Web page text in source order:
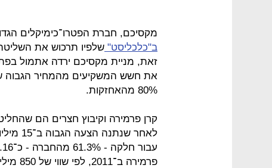
מקסיכם, חברת הפטרו־כימיקלים
ב"כלכליסט"
80% מהאחזקות.
קרן פרמירה וקיבוץ חצרים הם
לאחר
פרמירה ב־2011, לפי שווי של 850 מיליון דולר.